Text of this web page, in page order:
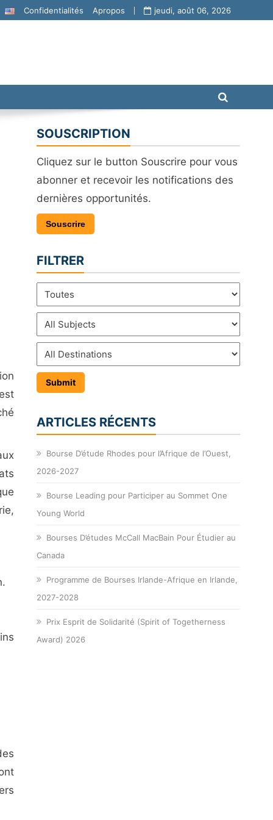
Confidentialités Apropos jeudi, août 06, 2026
SOUSCRIPTION
Cliquez sur le button Souscrire pour vous
abonner et recevoir les notifications des
dernières opportunités.
Souscrire
FILTRER
ARTICLES RÉCENTS
Bourse D’étude Rhodes pour l’Afrique de l’Ouest,
2026-2027
Bourse Leading pour Participer au Sommet One
Young World
Bourses D’études McCall MacBain Pour Étudier au
Canada
Programme de Bourses Irlande-Afrique en Irlande,
2027-2028
Prix Esprit de Solidarité (Spirit of Togetherness
Award) 2026